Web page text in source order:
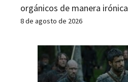
orgánicos de manera irónica
8 de agosto de 2026